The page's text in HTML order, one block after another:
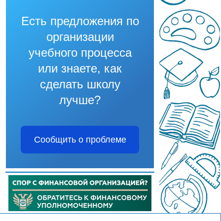
Есть предложения по
организации
учебного процесса
или знаете, как
сделать школу
лучше?
Сообщить о проблеме